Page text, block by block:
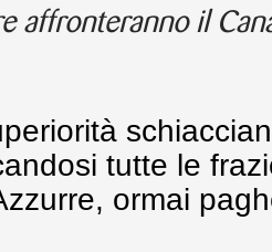
affronteranno il
tutte le
ormai